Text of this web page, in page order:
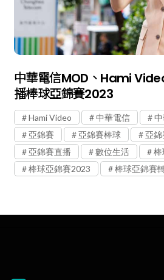
中華電信MOD、Hami
播棒球亞錦賽2023
Hami Video 中華電信
亞錦賽
亞錦賽棒球
亞
亞錦賽直播
數位生活
棒
棒球亞錦賽2023
棒球亞錦賽